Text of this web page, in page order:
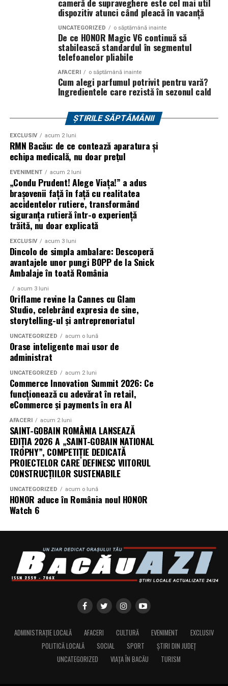
devenit unul dintre cele mai importante repere ale verii,
un loc unde cultura pop, estetica contemporana si
muzica se intalnesc firesc.
In luna august, Domeniul Stirbey Voda devine din nou
pe site-ul oficialwww.summerwell.rosi pe pagina de
Instagram a festivalului @summerwellfest.
Summer Well 2026este un festival Orange, sustinut de
o serie de parteneri care dau forma si vibe universului
festivalului: glo™, ING, Peroni Nastro Azzurro, Ursus,
Bacardi, Martini, Hendrick’s Gin, Jack Daniel’s, Mega
Image, Pepsi, Fashion Days, alpro, Transalpina, vitamin
aqua, Lay’s, e-on, FABIZ, Bucharest Business School,
biciclop, syoss, Persil, Sensodyne, InterContinental
Athénée Palace, alka, Secom.
Abonamentele pot fi achizitionate de pe summerwell.ro,
la pretul de 513 lei + taxe. De asemenea, sunt disponibile
si bilete de o zi la pretul de 351 lei + taxe pentru vineri si
sambata, iar pentru duminica costul biletului este de
426 lei + taxe.
dispozitiv atunci când pleacă în vacanță
UNCATEGORIZED o săptămână inainte
De ce HONOR Magic V6 continuă să
stabilească standardul în segmentul
telefoanelor pliabile
AFACERI o săptămână inainte
Cum alegi parfumul potrivit pentru vară?
Ingredientele care rezistă în sezonul cald
ȘTIRILE SĂPTĂMÂNII
EXCLUSIV acum 2 luni
RMN Bacău: de ce contează aparatura și
echipa medicală, nu doar prețul
EVENIMENT acum 2 luni
„Condu Prudent! Alege Viața!” a adus
brașovenii față în față cu realitatea
accidentelor rutiere, transformând
siguranța rutieră într-o experiență
trăită, nu doar explicată
EXCLUSIV acum 3 luni
Dincolo de simpla ambalare: Descoperă
avantajele unor pungi BOPP de la Snick
Ambalaje în toată România
acum 3 luni
Oriflame revine la Cannes cu Glam
Studio, celebrând expresia de sine,
storytelling-ul și antreprenoriatul
UNCATEGORIZED acum o lună
Orase inteligente mai usor de
administrat
UNCATEGORIZED acum 2 luni
Commerce Innovation Summit 2026: Ce
funcționează cu adevărat în retail,
eCommerce și payments în era AI
AFACERI acum 2 luni
SAINT-GOBAIN ROMÂNIA LANSEAZĂ
EDIȚIA 2026 A „SAINT-GOBAIN NATIONAL
TROPHY”, COMPETIȚIE DEDICATĂ
PROIECTELOR CARE DEFINESC VIITORUL
CONSTRUCȚIILOR SUSTENABILE
UNCATEGORIZED acum o lună
HONOR aduce în România noul HONOR
Watch 6
ADMINISTRAȚIE LOCALĂ AFACERI CULTURĂ EVENIMENT
EXCLUSIV
POLITICĂ LOCALĂ
SOCIAL SPORT
ȘTIRI DIN JUDEȚ
UNCATEGORIZED
VIAȚA ÎN BACĂU TURISM